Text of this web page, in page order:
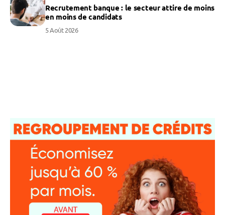
Recrutement banque : le secteur attire de moins
en moins de candidats
5 Août 2026